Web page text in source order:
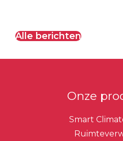
Alle berichten
Onze
Smart